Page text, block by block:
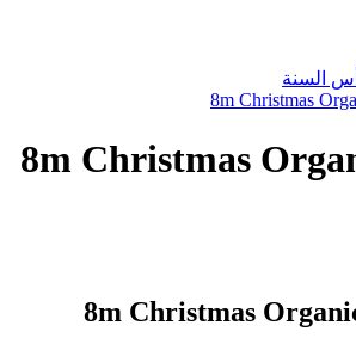
السنة
8m Christmas
8m Christmas
8m Christmas